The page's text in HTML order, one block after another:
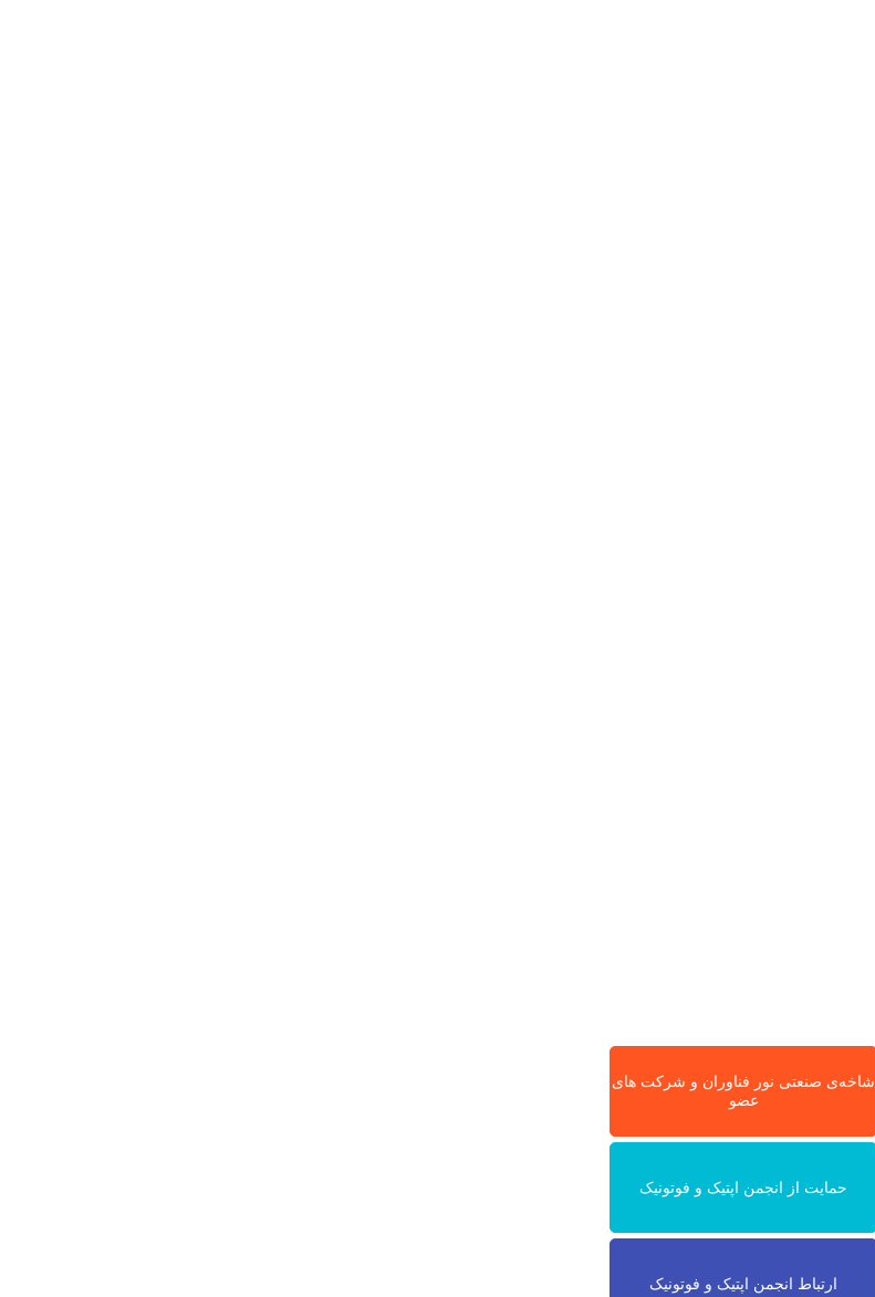
شاخه‌ی صنعتی نور فناوران و شرکت های
عضو
حمایت از انجمن اپتیک و فوتونیک
ارتباط انجمن اپتیک و فوتونیک